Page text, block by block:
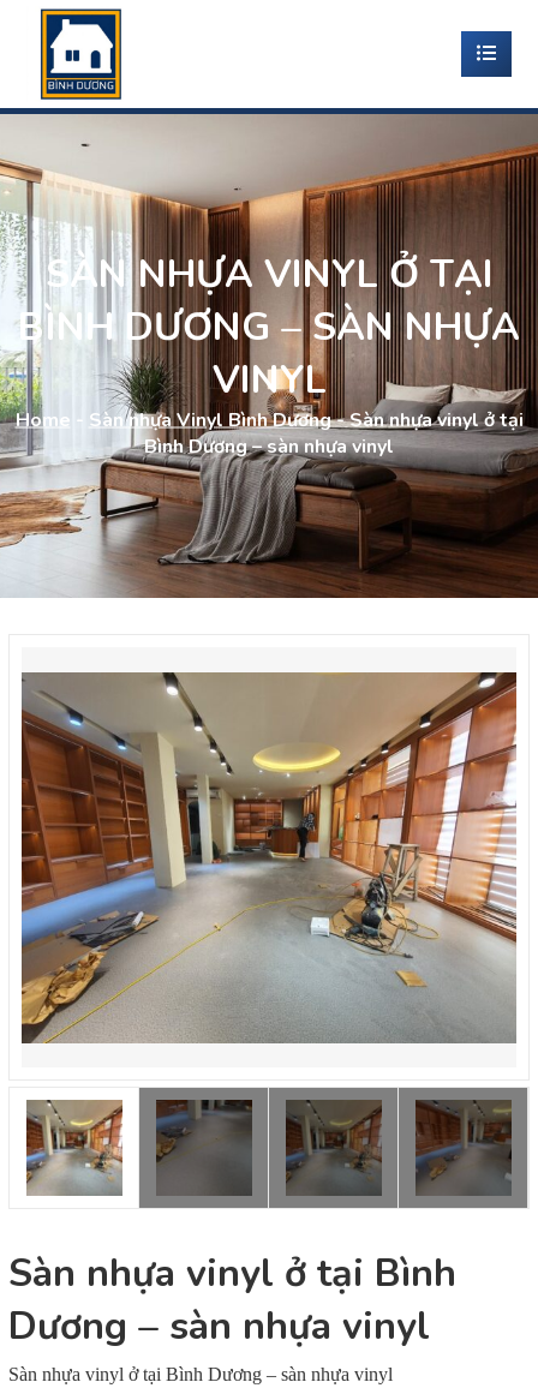
SÀN NHỰA VINYL Ở TẠI
BÌNH DƯƠNG – SÀN NHỰA
VINYL
Home - Sàn nhựa Vinyl Bình Dương-Sàn nhựa vinyl ở tại
Bình Dương – sàn nhựa vinyl
Sàn nhựa vinyl ở tại Bình
Dương – sàn nhựa vinyl
Sàn nhựa vinyl ở tại Bình Dương – sàn nhựa vinyl